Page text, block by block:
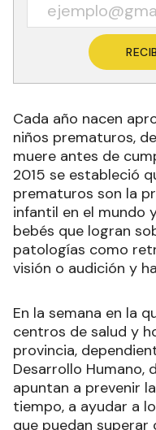
Cada año nacen
niños prematuros,
muere antes de
2015 se estableció
prematuros son la
infantil en el mundo
bebés que logran
patologías como
visión o audición y
En la semana en la
centros de salud y
provincia,
Desarrollo Humano,
apuntan a prevenir
tiempo, a ayudar a
que puedan